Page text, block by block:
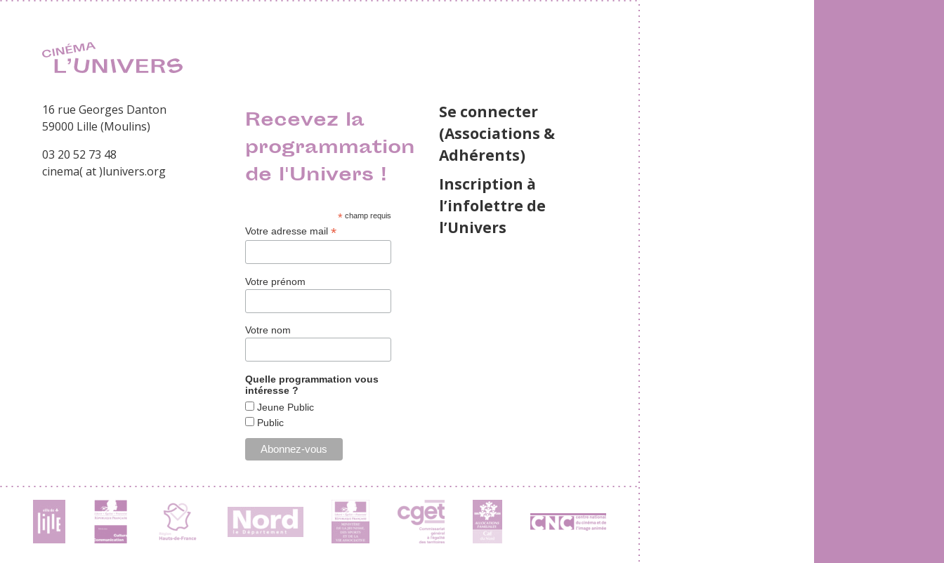
16 rue Georges Danton
59000 Lille (Moulins)
03 20 52 73 48
cinema( at )lunivers.org
Recevez la
programmation
de l'Univers !
*champ requis
Votre adresse mail*
Votre prénom
Votre nom
Quelle programmation vous
intéresse ?
Jeune Public
Public
Se connecter
(Associations &
Adhérents)
Inscription à
l’infolettre de
l’Univers